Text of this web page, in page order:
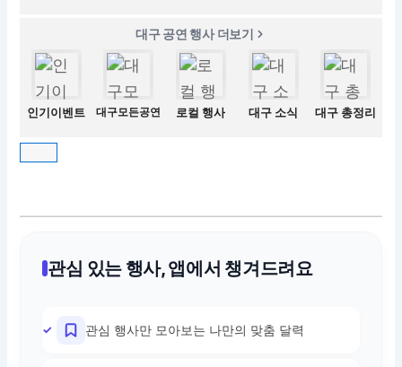
대구 공연 행사 더보기
인기이벤트 대구모든공연 로컬 행사 대구 소식 대구 총정리
관심 있는 행사, 앱에서 챙겨드려요
관심 행사만 모아보는 나만의 맞춤 달력